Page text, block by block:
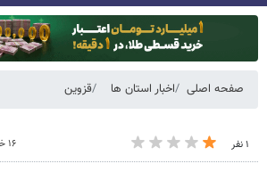
صفحه اصلی اخبار استان ها قزوین
۱ نفر ۱۶ خرداد ۱۴۰۵ - ۱۳:۳۷